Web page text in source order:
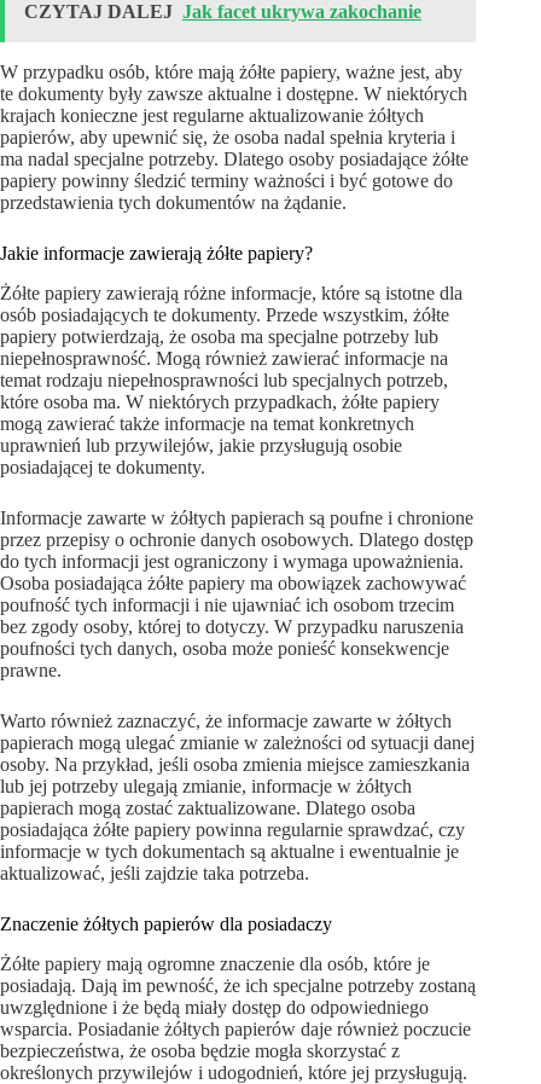
CZYTAJ DALEJ Jak facet ukrywa zakochanie
W przypadku osób, które mają żółte papiery, ważne jest, aby
te dokumenty były zawsze aktualne i dostępne. W niektórych
krajach konieczne jest regularne aktualizowanie żółtych
papierów, aby upewnić się, że osoba nadal spełnia kryteria i
ma nadal specjalne potrzeby. Dlatego osoby posiadające żółte
papiery powinny śledzić terminy ważności i być gotowe do
przedstawienia tych dokumentów na żądanie.
Jakie informacje zawierają żółte papiery?
Żółte papiery zawierają różne informacje, które są istotne dla
osób posiadających te dokumenty. Przede wszystkim, żółte
papiery potwierdzają, że osoba ma specjalne potrzeby lub
niepełnosprawność. Mogą również zawierać informacje na
temat rodzaju niepełnosprawności lub specjalnych potrzeb,
które osoba ma. W niektórych przypadkach, żółte papiery
mogą zawierać także informacje na temat konkretnych
uprawnień lub przywilejów, jakie przysługują osobie
posiadającej te dokumenty.
Informacje zawarte w żółtych papierach są poufne i chronione
przez przepisy o ochronie danych osobowych. Dlatego dostęp
do tych informacji jest ograniczony i wymaga upoważnienia.
Osoba posiadająca żółte papiery ma obowiązek zachowywać
poufność tych informacji i nie ujawniać ich osobom trzecim
bez zgody osoby, której to dotyczy. W przypadku naruszenia
poufności tych danych, osoba może ponieść konsekwencje
prawne.
Warto również zaznaczyć, że informacje zawarte w żółtych
papierach mogą ulegać zmianie w zależności od sytuacji danej
osoby. Na przykład, jeśli osoba zmienia miejsce zamieszkania
lub jej potrzeby ulegają zmianie, informacje w żółtych
papierach mogą zostać zaktualizowane. Dlatego osoba
posiadająca żółte papiery powinna regularnie sprawdzać, czy
informacje w tych dokumentach są aktualne i ewentualnie je
aktualizować, jeśli zajdzie taka potrzeba.
Znaczenie żółtych papierów dla posiadaczy
Żółte papiery mają ogromne znaczenie dla osób, które je
posiadają. Dają im pewność, że ich specjalne potrzeby zostaną
uwzględnione i że będą miały dostęp do odpowiedniego
wsparcia. Posiadanie żółtych papierów daje również poczucie
bezpieczeństwa, że osoba będzie mogła skorzystać z
określonych przywilejów i udogodnień, które jej przysługują.